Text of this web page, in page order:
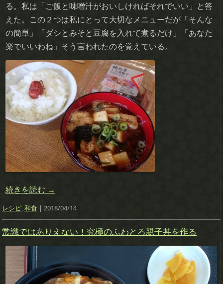
る。私は「ご飯と味噌汁がおいしければそれでいい」と答
えた。この２つは私にとって大切なメニューだが「そんな
の簡単」「ダシとみそと豆腐を入れて煮るだけ」「あなた
楽でいいわね」そう言われたのを覚えている。
続きを読む →
レシピ,和食 | 2018/04/14
常識ではありえない！究極のふわとろ親子丼を作る